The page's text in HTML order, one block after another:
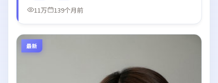
11万
139个月前
最新